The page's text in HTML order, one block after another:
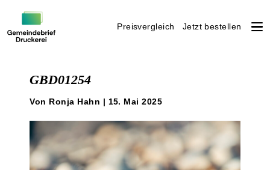
Preisvergleich Jetzt bestellen
GBD01254
Von Ronja Hahn | 15. Mai 2025